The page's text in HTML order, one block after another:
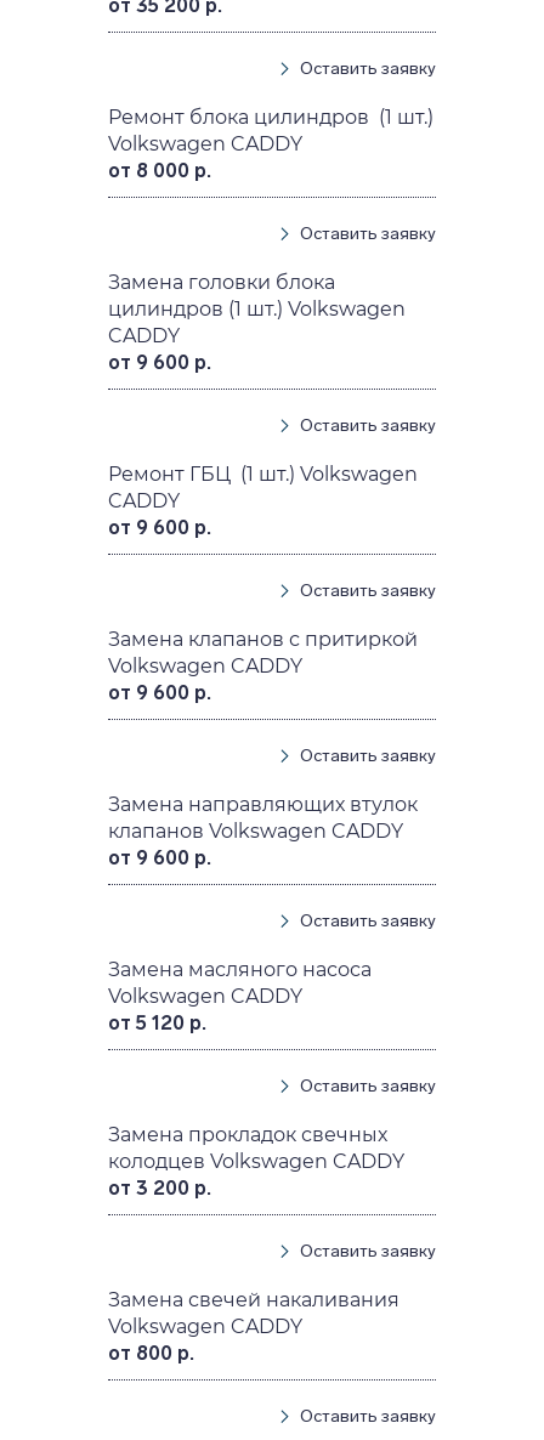
от 35 200 р.
Оставить заявку
Ремонт блока цилиндров (1 шт.)
Volkswagen CADDY
от 8 000 р.
Оставить заявку
Замена головки блока
цилиндров (1 шт.) Volkswagen
CADDY
от 9 600 р.
Оставить заявку
Ремонт ГБЦ (1 шт.) Volkswagen
CADDY
от 9 600 р.
Оставить заявку
Замена клапанов с притиркой
Volkswagen CADDY
от 9 600 р.
Оставить заявку
Замена направляющих втулок
клапанов Volkswagen CADDY
от 9 600 р.
Оставить заявку
Замена масляного насоса
Volkswagen CADDY
от 5 120 р.
Оставить заявку
Замена прокладок свечных
колодцев Volkswagen CADDY
от 3 200 р.
Оставить заявку
Замена свечей накаливания
Volkswagen CADDY
от 800 р.
Оставить заявку